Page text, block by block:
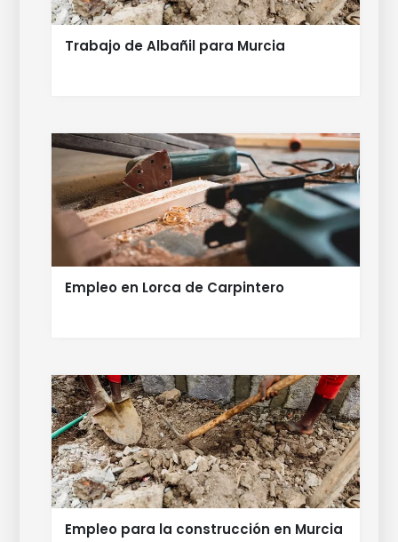
Trabajo de Albañil para Murcia
Empleo en Lorca de Carpintero
Empleo para la construcción en Murcia